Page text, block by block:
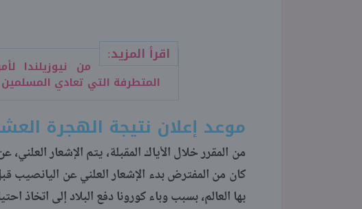
اقرأ المزيد:
من نيوزيلندا
المتطرفة التي تعادي المسلمين
موعد إعلان نتيجة الهجرة
كان من المفترض بدء الإشعار العلني عن اليانصيب
بها العالم، بسبب وباء كورونا دفع البلاد إلى